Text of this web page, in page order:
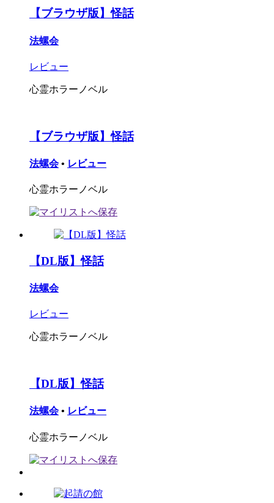
【ブラウザ版】怪話
法螺会
レビュー
心霊ホラーノベル
【ブラウザ版】怪話
法螺会 • レビュー
心霊ホラーノベル
【DL版】怪話
法螺会
レビュー
心霊ホラーノベル
【DL版】怪話
法螺会 • レビュー
心霊ホラーノベル